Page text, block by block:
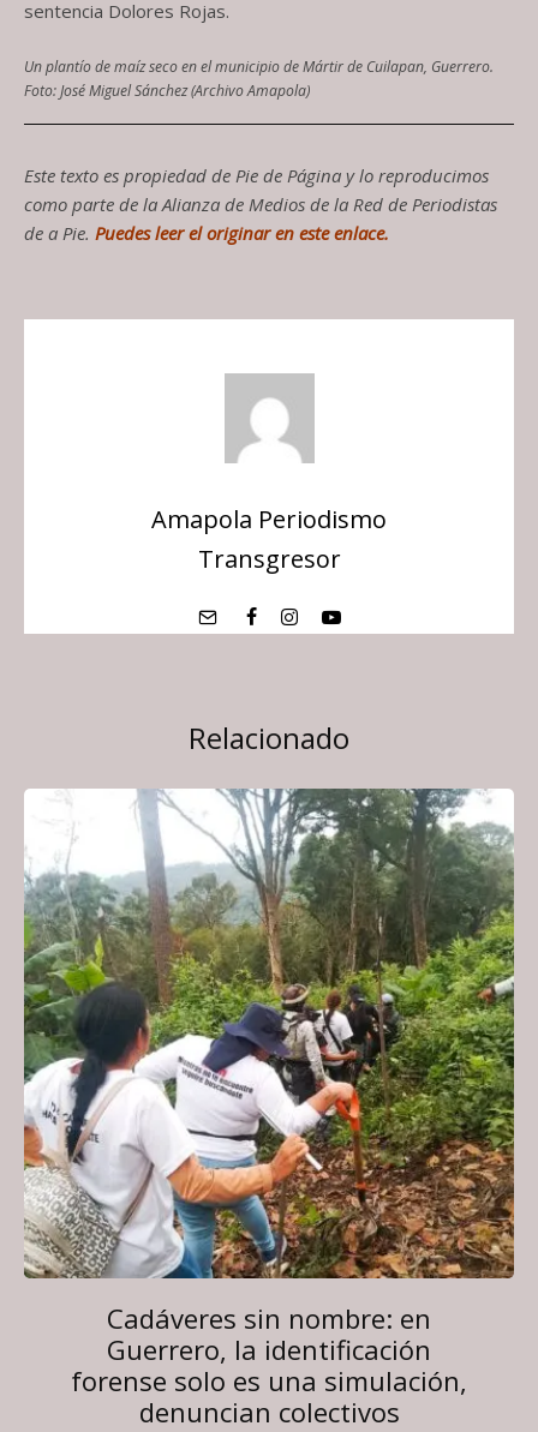
sentencia Dolores Rojas.
Un plantío de maíz seco en el municipio de Mártir de Cuilapan, Guerrero.
Foto: José Miguel Sánchez (Archivo Amapola)
Este texto es propiedad de Pie de Página y lo reproducimos
como parte de la Alianza de Medios de la Red de Periodistas
de a Pie. Puedes leer el originar en este enlace.
Amapola Periodismo
Transgresor
Relacionado
Cadáveres sin nombre: en
Guerrero, la identificación
forense solo es una simulación,
denuncian colectivos